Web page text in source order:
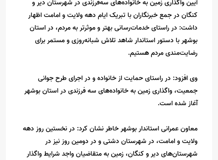
آیین واگذاری زمین به خانواده‌های سه‌فرزندی در شهرستان دیر و
کنگان در جمع خبرنگاران با تبریک ایام دهه ولایت و امامت اظهار
داشت: در راستای خدمات‌رسانی بهتر و موثرتر به مردم، در استان
بوشهر با دستور استاندار شاهد تلاش شبانه‌روزی و مستمر برای
رضایت‌مندی مردم هستیم.
وی افزود: در راستای حمایت از خانواده و در اجرای طرح جوانی
جمعیت، واگذاری زمین به خانواده‌های سه فرزندی در استان بوشهر
آغاز شده است.
معاون عمرانی استاندار بوشهر خاطر نشان کرد: در نخستین روز دهه
ولایت و امامت، در شهرستان دشتی و در دومین روز نیز در
شهرستان‌های دیر و کنگان، زمین به متقاضیان واجد شرایط واگذار